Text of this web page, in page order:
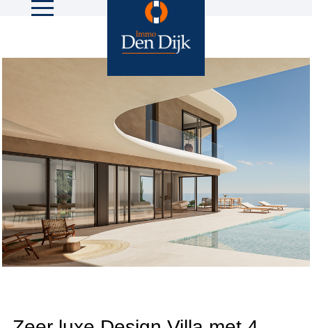
9 foto's